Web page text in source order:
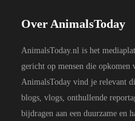
Over AnimalsToday
AnimalsToday.nl is het
gericht op mensen die
AnimalsToday vind je relevant
blogs, vlogs, onthullende
bijdragen aan een duurzame en